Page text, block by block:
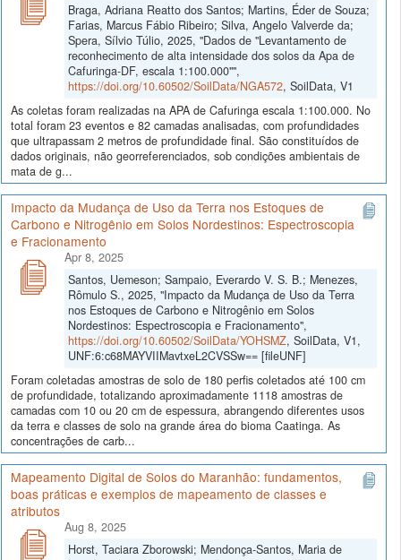
Braga, Adriana Reatto dos Santos; Martins, Éder de Souza;
Farias, Marcus Fábio Ribeiro; Silva, Angelo Valverde da;
Spera, Sílvio Túlio, 2025, "Dados de "Levantamento de
reconhecimento de alta intensidade dos solos da Apa de
Cafuringa-DF, escala 1:100.000"",
https://doi.org/10.60502/SoilData/NGA572, SoilData, V1
As coletas foram realizadas na APA de Cafuringa escala 1:100.000. No
total foram 23 eventos e 82 camadas analisadas, com profundidades
que ultrapassam 2 metros de profundidade final. São constituídos de
dados originais, não georreferenciados, sob condições ambientais de
mata de g...
Impacto da Mudança de Uso da Terra nos Estoques de
Carbono e Nitrogênio em Solos Nordestinos: Espectroscopia
e Fracionamento
Apr 8, 2025
Santos, Uemeson; Sampaio, Everardo V. S. B.; Menezes,
Rômulo S., 2025, "Impacto da Mudança de Uso da Terra
nos Estoques de Carbono e Nitrogênio em Solos
Nordestinos: Espectroscopia e Fracionamento",
https://doi.org/10.60502/SoilData/YOHSMZ, SoilData, V1,
UNF:6:c68MAYVIIMavtxeL2CVSSw== [fileUNF]
Foram coletadas amostras de solo de 180 perfis coletados até 100 cm
de profundidade, totalizando aproximadamente 1118 amostras de
camadas com 10 ou 20 cm de espessura, abrangendo diferentes usos
da terra e classes de solo na grande área do bioma Caatinga. As
concentrações de carb...
Mapeamento Digital de Solos do Maranhão: fundamentos,
boas práticas e exemplos de mapeamento de classes e
atributos
Aug 8, 2025
Horst, Taciara Zborowski; Mendonça-Santos, Maria de